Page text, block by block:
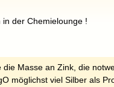
in der Chemielounge !
die Masse an Zink, die
möglichst viel Silber als